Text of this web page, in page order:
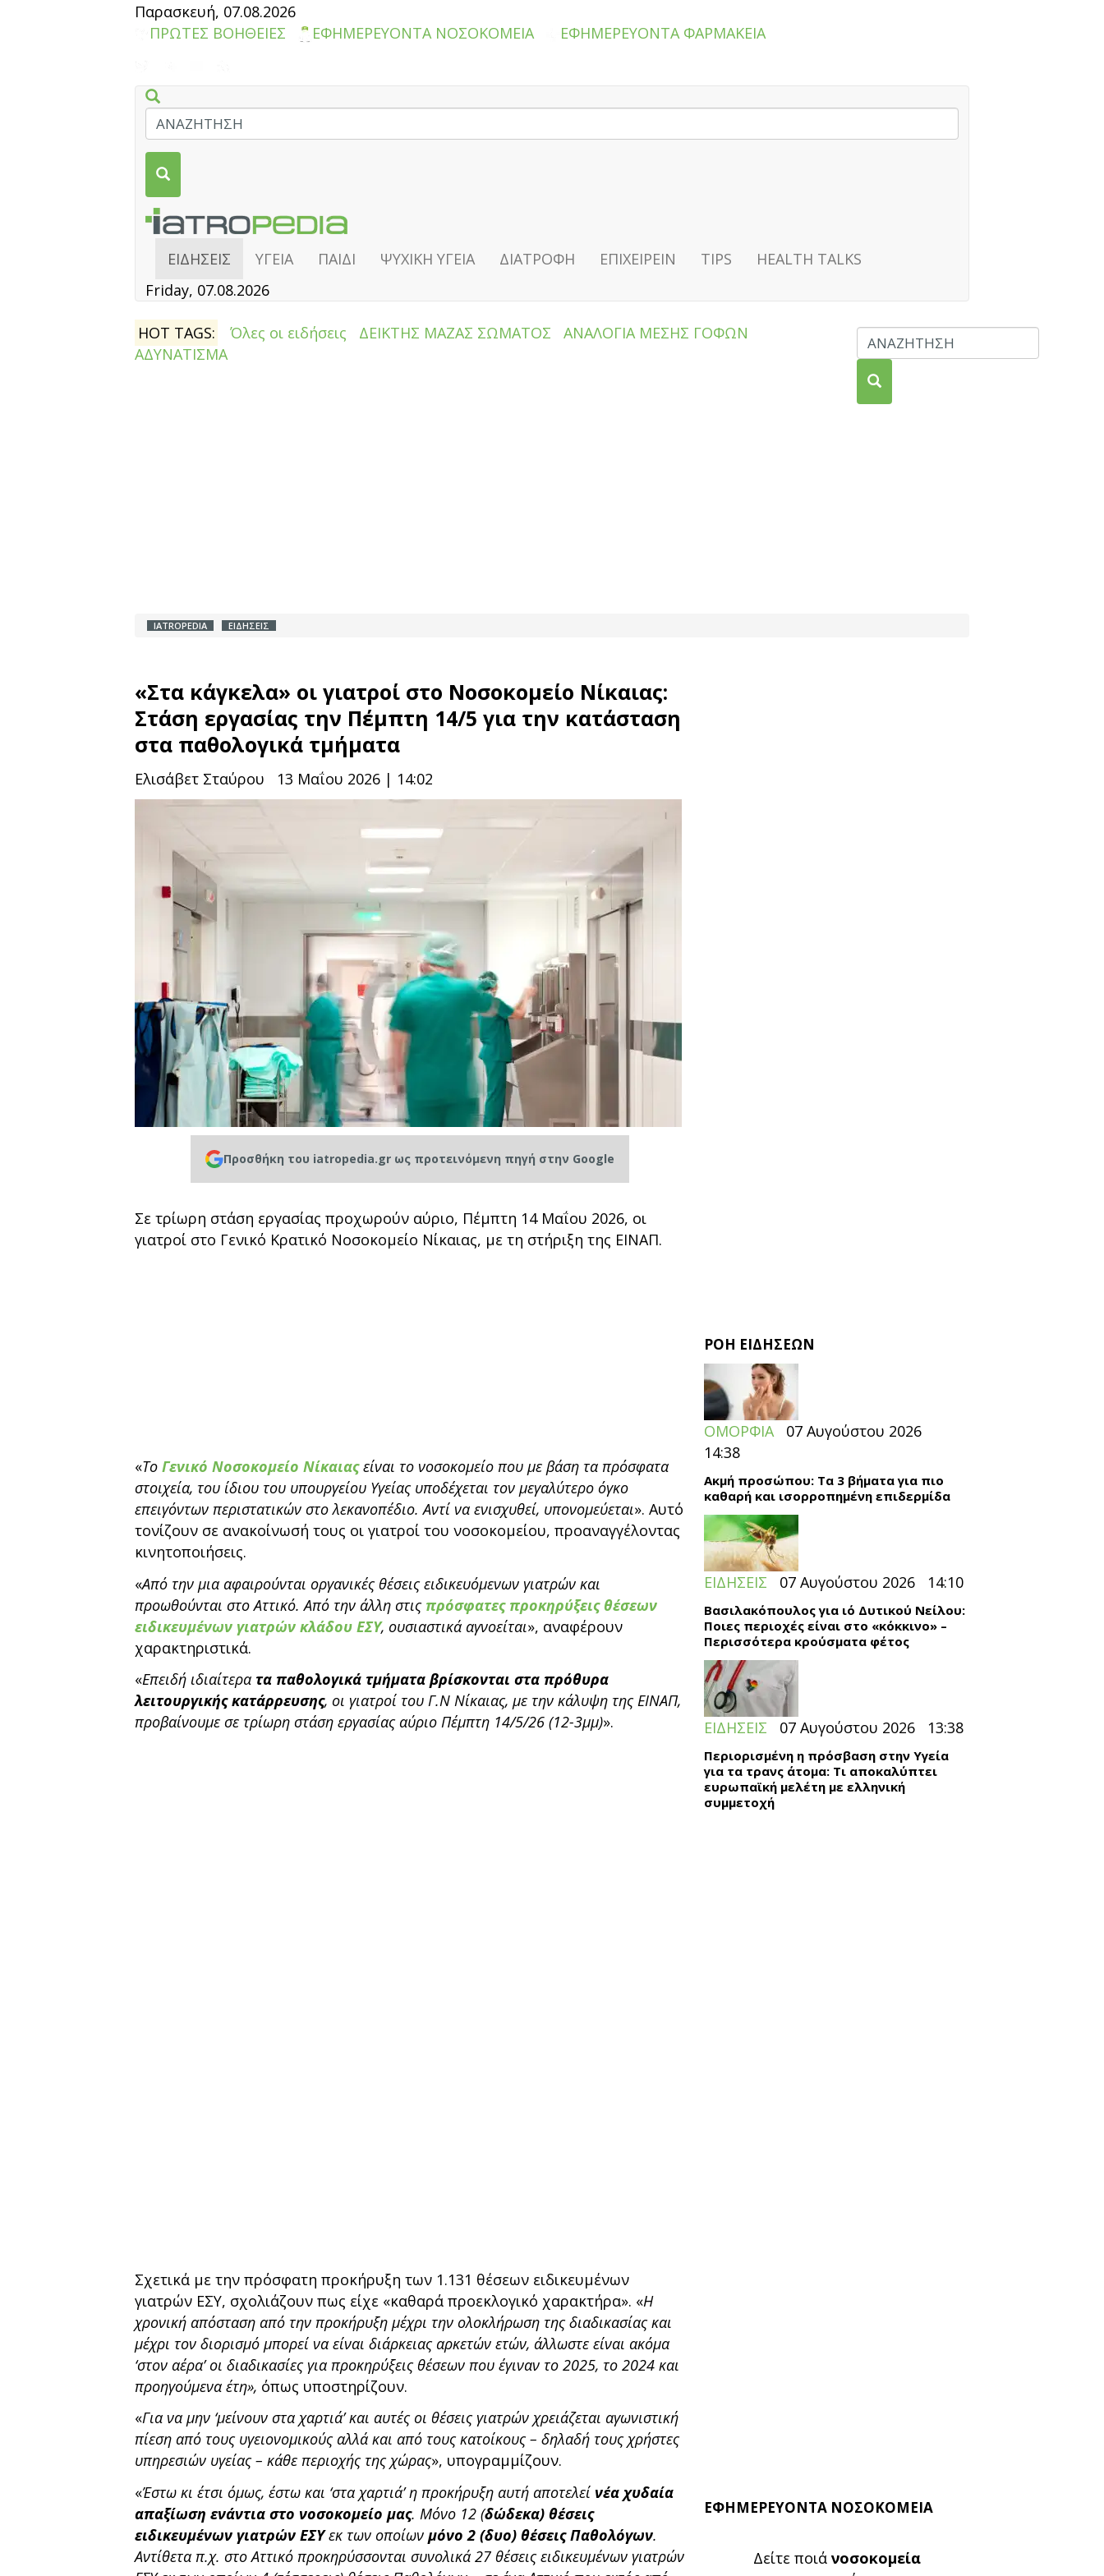
Παρασκευή, 07.08.2026
ΠΡΩΤΕΣ ΒΟΗΘΕΙΕΣ
ΕΦΗΜΕΡΕΥΟΝΤΑ ΝΟΣΟΚΟΜΕΙΑ ΕΦΗΜΕΡΕΥΟΝΤΑ ΦΑΡΜΑΚΕΙΑ
ΕΙΔΗΣΕΙΣ ΥΓΕΙΑ ΠΑΙΔΙ ΨΥΧΙΚΗ ΥΓΕΙΑ ΔΙΑΤΡΟΦΗ ΕΠΙΧΕΙΡΕΙΝ TIPS
HEALTH TALKS
Friday, 07.08.2026
HOT TAGS: Όλες οι ειδήσεις ΔΕΙΚΤΗΣ ΜΑΖΑΣ ΣΩΜΑΤΟΣ
ΑΝΑΛΟΓΙΑ ΜΕΣΗΣ ΓΟΦΩΝ
ΑΔΥΝΑΤΙΣΜΑ
IATROPEDIA ΕΙΔΗΣΕΙΣ
«Στα κάγκελα» οι γιατροί στο Νοσοκομείο Νίκαιας:
Στάση εργασίας την Πέμπτη 14/5 για την κατάσταση
στα παθολογικά τμήματα
Ελισάβετ Σταύρου 13 Μαΐου 2026 | 14:02
Προσθήκη του iatropedia.gr ως προτεινόμενη πηγή στην Google
Σε τρίωρη στάση εργασίας προχωρούν αύριο, Πέμπτη 14 Μαΐου 2026, οι
γιατροί στο Γενικό Κρατικό Νοσοκομείο Νίκαιας, με τη στήριξη της ΕΙΝΑΠ.
«Το Γενικό Νοσοκομείο Νίκαιαςείναι το νοσοκομείο που με βάση τα πρόσφατα
στοιχεία, του ίδιου του υπουργείου Υγείας υποδέχεται τον μεγαλύτερο όγκο
επειγόντων περιστατικών στο λεκανοπέδιο. Αντί να ενισχυθεί, υπονομεύεται». Αυτό
τονίζουν σε ανακοίνωσή τους οι γιατροί του νοσοκομείου, προαναγγέλοντας
κινητοποιήσεις.
«Από την μια αφαιρούνται οργανικές θέσεις ειδικευόμενων γιατρών και
προωθούνται στο Αττικό. Από την άλλη στις πρόσφατες προκηρύξεις θέσεων
ειδικευμένων γιατρών κλάδου ΕΣΥ, ουσιαστικά αγνοείται», αναφέρουν
χαρακτηριστικά.
«Επειδή ιδιαίτερα τα παθολογικά τμήματα βρίσκονται στα πρόθυρα
λειτουργικής κατάρρευσης, οι γιατροί του Γ.Ν Νίκαιας, με την κάλυψη της ΕΙΝΑΠ,
προβαίνουμε σε τρίωρη στάση εργασίας αύριο Πέμπτη 14/5/26 (12-3μμ)».
Σχετικά με την πρόσφατη προκήρυξη των 1.131 θέσεων ειδικευμένων
γιατρών ΕΣΥ, σχολιάζουν πως είχε «καθαρά προεκλογικό χαρακτήρα». «Η
χρονική απόσταση από την προκήρυξη μέχρι την ολοκλήρωση της διαδικασίας και
μέχρι τον διορισμό μπορεί να είναι διάρκειας αρκετών ετών, άλλωστε είναι ακόμα
‘στον αέρα’ οι διαδικασίες για προκηρύξεις θέσεων που έγιναν το 2025, το 2024 και
προηγούμενα έτη», όπως υποστηρίζουν.
«Για να μην ‘μείνουν στα χαρτιά’ και αυτές οι θέσεις γιατρών χρειάζεται αγωνιστική
πίεση από τους υγειονομικούς αλλά και από τους κατοίκους – δηλαδή τους χρήστες
υπηρεσιών υγείας – κάθε περιοχής της χώρας», υπογραμμίζουν.
«Έστω κι έτσι όμως, έστω και ‘στα χαρτιά’ η προκήρυξη αυτή αποτελεί νέα χυδαία
απαξίωση ενάντια στο νοσοκομείο μας. Μόνο 12 (δώδεκα) θέσεις
ειδικευμένων γιατρών ΕΣΥεκ των οποίων μόνο 2 (δυο) θέσεις Παθολόγων.
Αντίθετα π.χ. στο Αττικό προκηρύσσονται συνολικά 27 θέσεις ειδικευμένων γιατρών
ΡΟΗ ΕΙΔΗΣΕΩΝ
ΟΜΟΡΦΙΑ
07 Αυγούστου 2026
14:38
Ακμή προσώπου: Τα 3 βήματα για πιο
καθαρή και ισορροπημένη επιδερμίδα
ΕΙΔΗΣΕΙΣ 07 Αυγούστου 2026 14:10
Βασιλακόπουλος για ιό Δυτικού Νείλου:
Ποιες περιοχές είναι στο «κόκκινο» –
Περισσότερα κρούσματα φέτος
ΕΙΔΗΣΕΙΣ 07 Αυγούστου 2026 13:38
Περιορισμένη η πρόσβαση στην Υγεία
για τα τρανς άτομα: Τι αποκαλύπτει
ευρωπαϊκή μελέτη με ελληνική
συμμετοχή
ΕΦΗΜΕΡΕΥΟΝΤΑ ΝΟΣΟΚΟΜΕΙΑ
Δείτε ποιά νοσοκομεία